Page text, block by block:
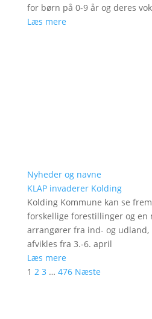
for børn på 0-9 år og deres
Læs mere
Nyheder og navne
KLAP invaderer Kolding
Kolding Kommune kan se
forskellige forestillinger og en
arrangører fra ind- og udland,
afvikles fra 3.-6. april
Læs mere
1 2 3 … 476 Næste